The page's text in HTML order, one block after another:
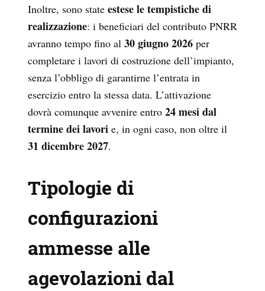
Inoltre, sono state estese le tempistiche di
realizzazione: i beneficiari del contributo PNRR
avranno tempo fino al 30 giugno 2026 per
completare i lavori di costruzione dell’impianto,
senza l’obbligo di garantirne l’entrata in
esercizio entro la stessa data. L’attivazione
dovrà comunque avvenire entro 24 mesi dal
termine dei lavori e, in ogni caso, non oltre il
31 dicembre 2027.
Tipologie di
configurazioni
ammesse alle
agevolazioni dal